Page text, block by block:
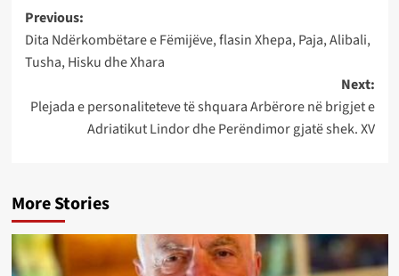
Post
navigation
Previous:
Dita Ndërkombëtare e Fëmijëve, flasin Xhepa, Paja, Alibali,
Tusha, Hisku dhe Xhara
Next:
Plejada e personaliteteve të shquara Arbërore në brigjet e
Adriatikut Lindor dhe Perëndimor gjatë shek. XV
More Stories